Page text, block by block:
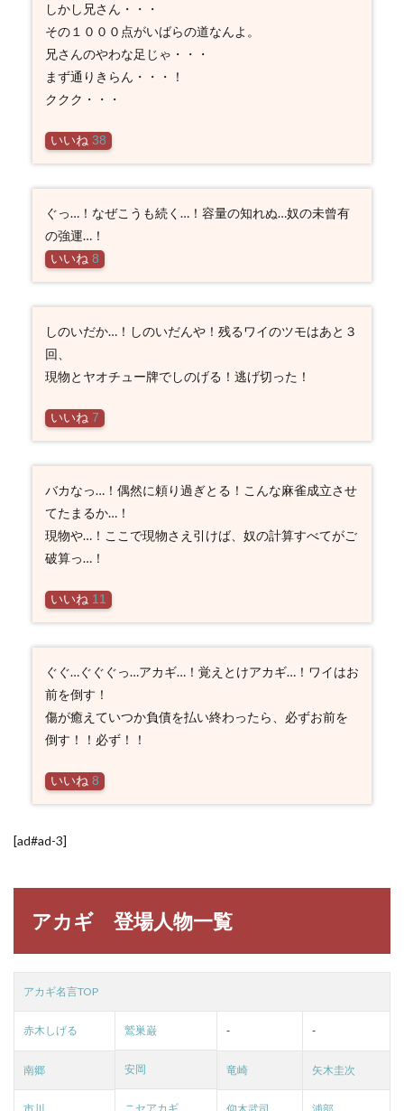
しかし兄さん・・・
その１０００点がいばらの道なんよ。
兄さんのやわな足じゃ・・・
まず通りきらん・・・！
ククク・・・
いいね 38
ぐっ…！なぜこうも続く…！容量の知れぬ…奴の未曾有
の強運…！
いいね 8
しのいだか…！しのいだんや！残るワイのツモはあと３
回、
現物とヤオチュー牌でしのげる！逃げ切った！
いいね 7
バカなっ…！偶然に頼り過ぎとる！こんな麻雀成立させ
てたまるか…！
現物や…！ここで現物さえ引けば、奴の計算すべてがご
破算っ…！
いいね 11
ぐぐ…ぐぐぐっ…アカギ…！覚えとけアカギ…！ワイはお
前を倒す！
傷が癒えていつか負債を払い終わったら、必ずお前を
倒す！！必ず！！
いいね 8
[ad#ad-3]
アカギ 登場人物一覧
アカギ名言TOP
赤木しげる 鷲巣巌 - -
南郷 安岡 竜崎 矢木圭次
ニセアカギ